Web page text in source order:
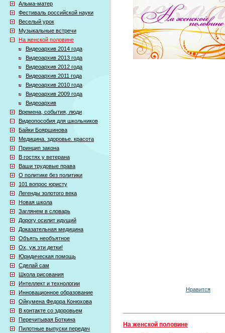
Альма-матер
Фестиваль российской науки
Веселый урок
Музыкальные встречи
На женской половине
Видеоархив 2014 года
Видеоархив 2013 года
Видеоархив 2012 года
Видеоархив 2011 года
Видеоархив 2010 года
Видеоархив 2009 года
Видеоархив
Времена, события, люди
Видеопособия для школьников
Байки Бояршинова
Медицина. здоровье. красота
Принцип закона
В гостях у ветерана
Ваши трудовые права
О политике без политики
101 вопрос юристу
Легенды золотого века
Новая школа
Заглянем в словарь
Дорогу осилит идущий
Доказательная медицина
Объять необъятное
Ох, уж эти детки!
Юридическая помощь
Сделай сам
Школа рисования
Интеллект и технологии
Инновационное образование
Ойкумена Федора Конюхова
В контакте со здоровьем
Перечитывая Боткина
Пилотные выпуски передач
Нравится
На женской половине